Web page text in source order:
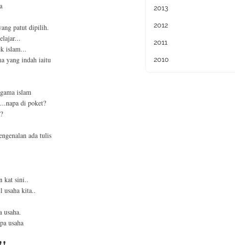
patut dipilih.
islam...
yang indah iaitu
islam
di poket?
ada tulis
kat sini..
usaha kita..
usaha.
usaha
2013
2012
2011
2010